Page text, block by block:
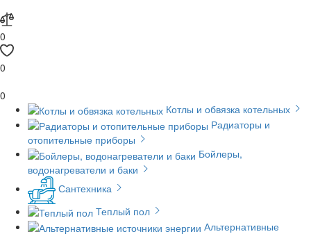
0
0
0
Котлы и обвязка котельных
Радиаторы и
отопительные приборы
Бойлеры,
водонагреватели и баки
Сантехника
Теплый пол
Альтернативные